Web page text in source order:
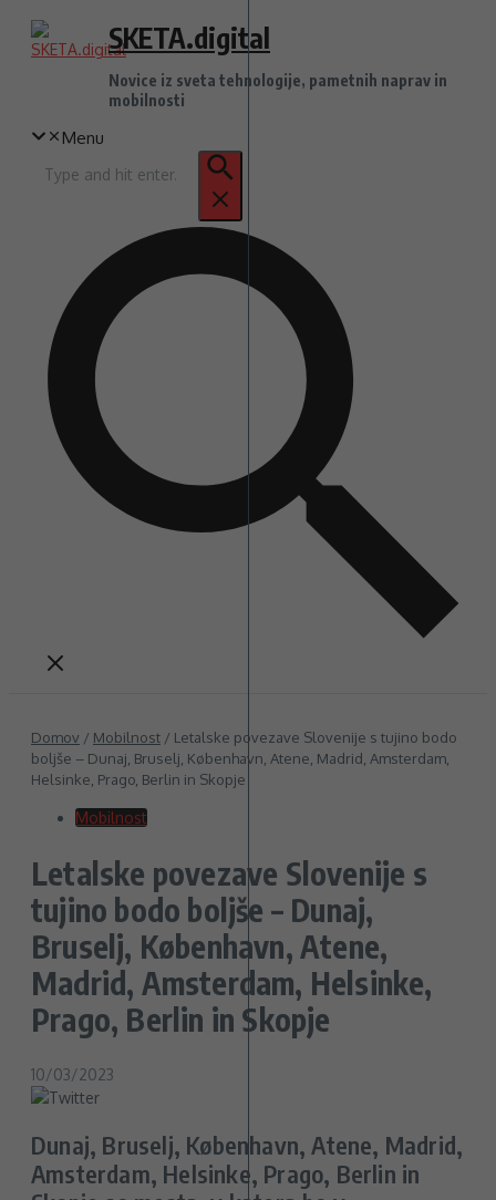
Preskoči
SKETA.digital
Novice iz sveta tehnologije, pametnih naprav in
mobilnosti
Menu
za:
Domov / Mobilnost / Letalske povezave Slovenije s tujino bodo
boljše – Dunaj, Bruselj, København, Atene, Madrid, Amsterdam,
Helsinke, Prago, Berlin in Skopje
Mobilnost
Letalske povezave Slovenije s
tujino bodo boljše – Dunaj,
Bruselj, København, Atene,
Madrid, Amsterdam, Helsinke,
Prago, Berlin in Skopje
10/03/2023
Dunaj, Bruselj, København, Atene, Madrid,
Amsterdam, Helsinke, Prago, Berlin in